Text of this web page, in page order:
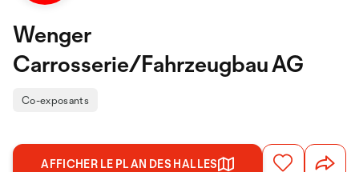
Wenger
Carrosserie/Fahrzeugbau AG
Co-exposants
AFFICHER LE PLAN DES HALLES